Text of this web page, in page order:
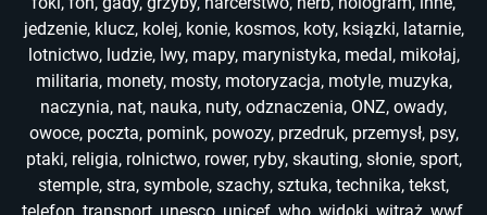
jedzenie, klucz, kolej, konie, kosmos, koty, ksiązki, latarnie,
lotnictwo, ludzie, lwy, mapy, marynistyka, medal , mikołaj,
militaria, monety, mosty, motoryzacja, motyle, muzyka,
naczynia, nat, nauka, nuty, odznaczenia, ONZ, owady,
owoce, poczta, pomink, powozy, przedruk, przemysł, psy,
ptaki, religia, rolnictwo, rower, ryby, skauting, słonie, sport,
stemple, stra, symbole, szachy, sztuka, technika, tekst,